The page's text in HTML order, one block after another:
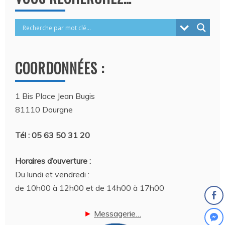
COORDONNÉES :
1 Bis Place Jean Bugis
81110 Dourgne
Tél : 05 63 50 31 20
Horaires d’ouverture :
Du lundi et vendredi :
de 10h00 à 12h00 et de 14h00 à 17h00
► Messagerie…